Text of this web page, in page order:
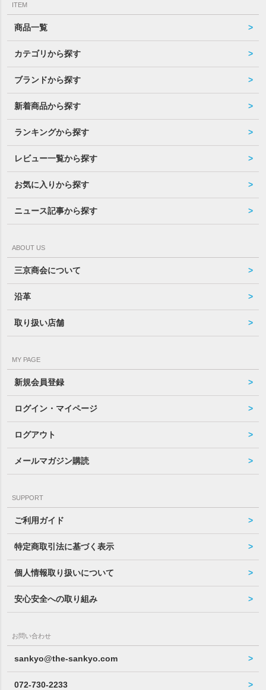
ITEM
商品一覧
カテゴリから探す
ブランドから探す
新着商品から探す
ランキングから探す
レビュー一覧から探す
お気に入りから探す
ニュース記事から探す
ABOUT US
三京商会について
沿革
取り扱い店舗
MY PAGE
新規会員登録
ログイン・マイページ
ログアウト
メールマガジン購読
SUPPORT
ご利用ガイド
特定商取引法に基づく表示
個人情報取り扱いについて
安心安全への取り組み
お問い合わせ
sankyo@the-sankyo.com
072-730-2233